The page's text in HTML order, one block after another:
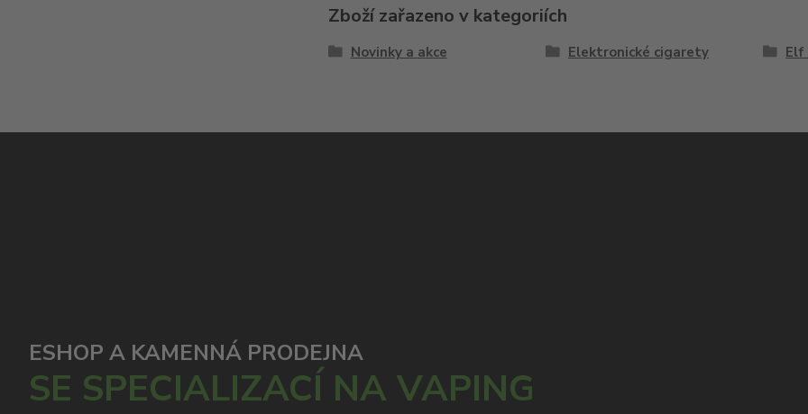
Zboží zařazeno v kategoriích
Novinky a akce Elektronické cigarety Elf
ESHOP A KAMENNÁ PRODEJNA
SE SPECIALIZACÍ NA VAPING